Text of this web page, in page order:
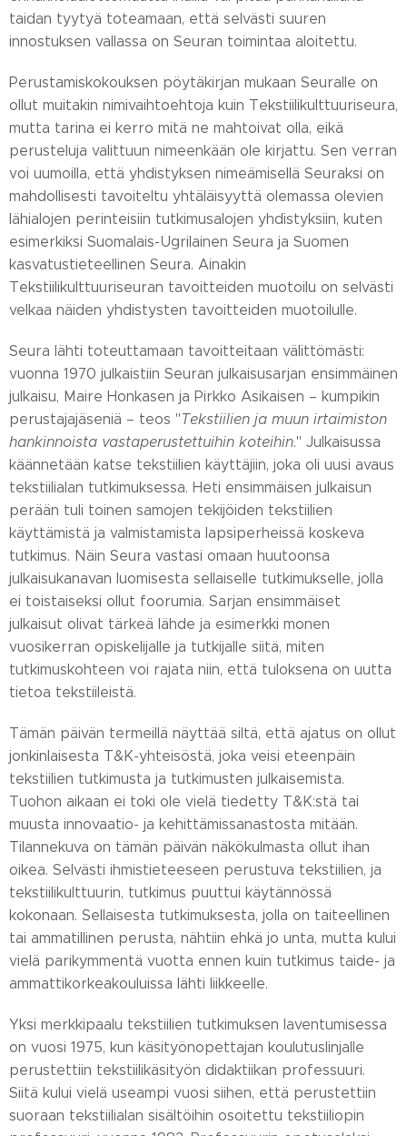
taidan tyytyä toteamaan, että selvästi suuren
innostuksen vallassa on Seuran toimintaa aloitettu.
Perustamiskokouksen pöytäkirjan mukaan Seuralle on
ollut muitakin nimivaihtoehtoja kuin Tekstiilikulttuuriseura,
mutta tarina ei kerro mitä ne mahtoivat olla, eikä
perusteluja valittuun nimeenkään ole kirjattu. Sen verran
voi uumoilla, että yhdistyksen nimeämisellä Seuraksi on
mahdollisesti tavoiteltu yhtäläisyyttä olemassa olevien
lähialojen perinteisiin tutkimusalojen yhdistyksiin, kuten
esimerkiksi Suomalais-Ugrilainen Seura ja Suomen
kasvatustieteellinen Seura. Ainakin
Tekstiilikulttuuriseuran tavoitteiden muotoilu on selvästi
velkaa näiden yhdistysten tavoitteiden muotoilulle.
Seura lähti toteuttamaan tavoitteitaan välittömästi:
vuonna 1970 julkaistiin Seuran julkaisusarjan ensimmäinen
julkaisu, Maire Honkasen ja Pirkko Asikaisen – kumpikin
perustajajäseniä – teos "Tekstiilien ja muun irtaimiston
hankinnoista vastaperustettuihin koteihin." Julkaisussa
käännetään katse tekstiilien käyttäjiin, joka oli uusi avaus
tekstiilialan tutkimuksessa. Heti ensimmäisen julkaisun
perään tuli toinen samojen tekijöiden tekstiilien
käyttämistä ja valmistamista lapsiperheissä koskeva
tutkimus. Näin Seura vastasi omaan huutoonsa
julkaisukanavan luomisesta sellaiselle tutkimukselle, jolla
ei toistaiseksi ollut foorumia. Sarjan ensimmäiset
julkaisut olivat tärkeä lähde ja esimerkki monen
vuosikerran opiskelijalle ja tutkijalle siitä, miten
tutkimuskohteen voi rajata niin, että tuloksena on uutta
tietoa tekstiileistä.
Tämän päivän termeillä näyttää siltä, että ajatus on ollut
jonkinlaisesta T&K-yhteisöstä, joka veisi eteenpäin
tekstiilien tutkimusta ja tutkimusten julkaisemista.
Tuohon aikaan ei toki ole vielä tiedetty T&K:stä tai
muusta innovaatio- ja kehittämissanastosta mitään.
Tilannekuva on tämän päivän näkökulmasta ollut ihan
oikea. Selvästi ihmistieteeseen perustuva tekstiilien, ja
tekstiilikulttuurin, tutkimus puuttui käytännössä
kokonaan. Sellaisesta tutkimuksesta, jolla on taiteellinen
tai ammatillinen perusta, nähtiin ehkä jo unta, mutta kului
vielä parikymmentä vuotta ennen kuin tutkimus taide- ja
ammattikorkeakouluissa lähti liikkeelle.
Yksi merkkipaalu tekstiilien tutkimuksen laventumisessa
on vuosi 1975, kun käsityönopettajan koulutuslinjalle
perustettiin tekstiilikäsityön didaktiikan professuuri.
Siitä kului vielä useampi vuosi siihen, että perustettiin
suoraan tekstiilialan sisältöihin osoitettu tekstiiliopin